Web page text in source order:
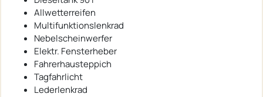
Allwetterreifen
Multifunktionslenkrad
Nebelscheinwerfer
Elektr. Fensterheber
Fahrerhausteppich
Tagfahrlicht
Lederlenkrad